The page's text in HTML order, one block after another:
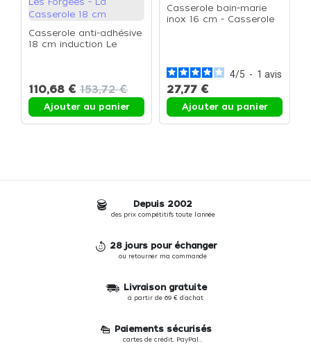
Casserole anti-adhésive
18 cm induction Le
110,68 € 153,72 €
Ajouter au panier
Casserole bain-marie
inox 16 cm - Casserole
4/5 - 1 avis
27,77 €
Ajouter au panier
Depuis 2002
des prix compétitifs toute l'année
28 jours pour échanger
ou retourner ma commande
Livraison gratuite
à partir de 69 € d'achat
Paiements sécurisés
cartes de crédit, PayPal...